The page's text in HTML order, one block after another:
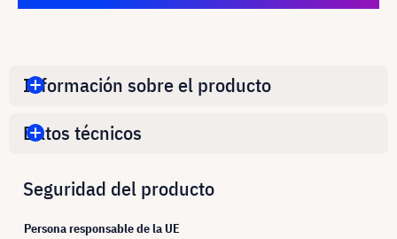
Información sobre el producto
Datos técnicos
Seguridad del producto
Persona responsable de la UE